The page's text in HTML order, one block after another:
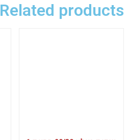
Related products